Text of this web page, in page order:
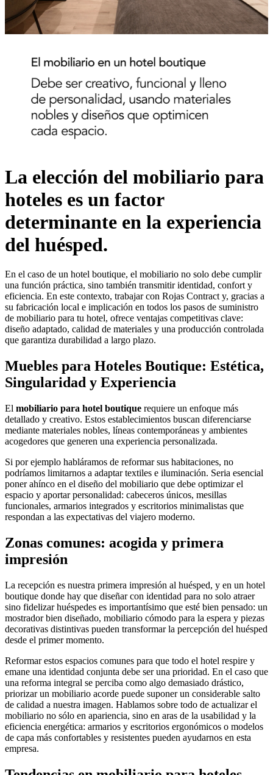
La elección del mobiliario para
hoteles es un factor
determinante en la experiencia
del huésped.
En el caso de un hotel boutique, el mobiliario no solo debe cumplir
una función práctica, sino también transmitir identidad, confort y
eficiencia. En este contexto, trabajar con Rojas Contract y, gracias a
su fabricación local e implicación en todos los pasos de suministro
de mobiliario para tu hotel, ofrece ventajas competitivas clave:
diseño adaptado, calidad de materiales y una producción controlada
que garantiza durabilidad a largo plazo.
Muebles para Hoteles Boutique: Estética,
Singularidad y Experiencia
El mobiliario para hotel boutique requiere un enfoque más
detallado y creativo. Estos establecimientos buscan diferenciarse
mediante materiales nobles, líneas contemporáneas y ambientes
acogedores que generen una experiencia personalizada.
Si por ejemplo habláramos de reformar sus habitaciones, no
podríamos limitarnos a adaptar textiles e iluminación. Seria esencial
poner ahínco en el diseño del mobiliario que debe optimizar el
espacio y aportar personalidad: cabeceros únicos, mesillas
funcionales, armarios integrados y escritorios minimalistas que
respondan a las expectativas del viajero moderno.
Zonas comunes: acogida y primera
impresión
La recepción es nuestra primera impresión al huésped, y en un hotel
boutique donde hay que diseñar con identidad para no solo atraer
sino fidelizar huéspedes es importantísimo que esté bien pensado: un
mostrador bien diseñado, mobiliario cómodo para la espera y piezas
decorativas distintivas pueden transformar la percepción del huésped
desde el primer momento.
Reformar estos espacios comunes para que todo el hotel respire y
emane una identidad conjunta debe ser una prioridad. En el caso que
una reforma integral se perciba como algo demasiado drástico,
priorizar un mobiliario acorde puede suponer un considerable salto
de calidad a nuestra imagen. Hablamos sobre todo de actualizar el
mobiliario no sólo en apariencia, sino en aras de la usabilidad y la
eficiencia energética: armarios y escritorios ergonómicos o modelos
de capa más confortables y resistentes pueden ayudarnos en esta
empresa.